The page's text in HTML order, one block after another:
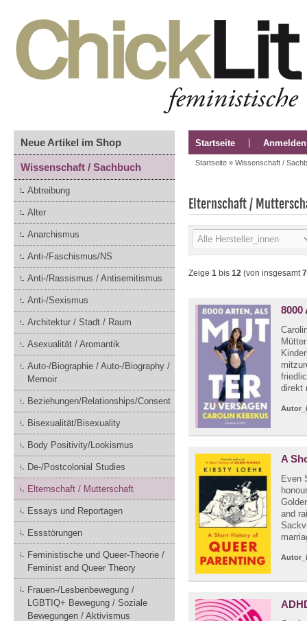
Neue Artikel im Shop
Wissenschaft / Sachbuch
Abtreibung
Alter
Anarchismus
Anti-/Faschismus/NS
Anti-/Rassismus / Antisemitismus
Anti-/Sexismus
Architektur / Stadt / Raum
Asexualität / Aromantik
Auto-/Biographie / Auto-/Biography /
Memoir
Beziehungen/Relationships/Consent
Bisexualität/Bisexuality
Body Positivity/Lookismus
De-/Postcolonial Studies
Elternschaft / Mutterschaft
Essays und Reportagen
Essstörungen
Feministische und Queer-Theorie /
Feminist and Queer Theory
Frauen-/Lesbenbewegung /
LGBTIQ+ Bewegung / Soziale
Bewegungen / Aktivismus
Startseite Anmelden
Startseite » Wissenschaft /
Elternschaft /
Zeige 1 bis 12 (von insgesamt
direkt
A
Even
and